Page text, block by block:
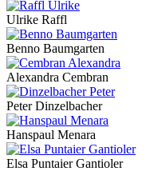
Ulrike Raffl
Benno Baumgarten
Alexandra Cembran
Peter Dinzelbacher
Hanspaul Menara
Elsa Puntaier Gantioler